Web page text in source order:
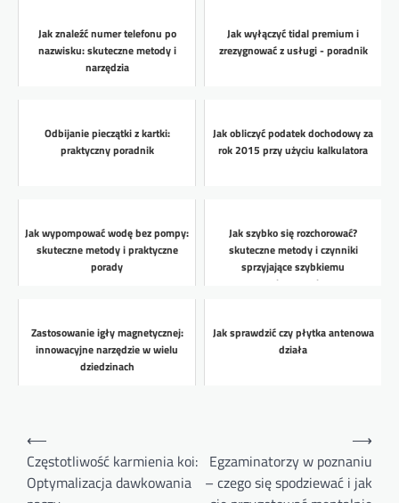
Jak znaleźć numer telefonu po
nazwisku: skuteczne metody i
narzędzia
Jak wyłączyć tidal premium i
zrezygnować z usługi - poradnik
Odbijanie pieczątki z kartki:
praktyczny poradnik
Jak obliczyć podatek dochodowy za
rok 2015 przy użyciu kalkulatora
Jak wypompować wodę bez pompy:
skuteczne metody i praktyczne
porady
Jak szybko się rozchorować?
skuteczne metody i czynniki
sprzyjające szybkiemu
zachorowaniu
Zastosowanie igły magnetycznej:
innowacyjne narzędzie w wielu
dziedzinach
Jak sprawdzić czy płytka antenowa
działa
Nawigacja
wpisu
⟵
Częstotliwość karmienia koi:
Optymalizacja dawkowania
Egzaminatorzy w poznaniu
– czego się spodziewać i jak
⟶